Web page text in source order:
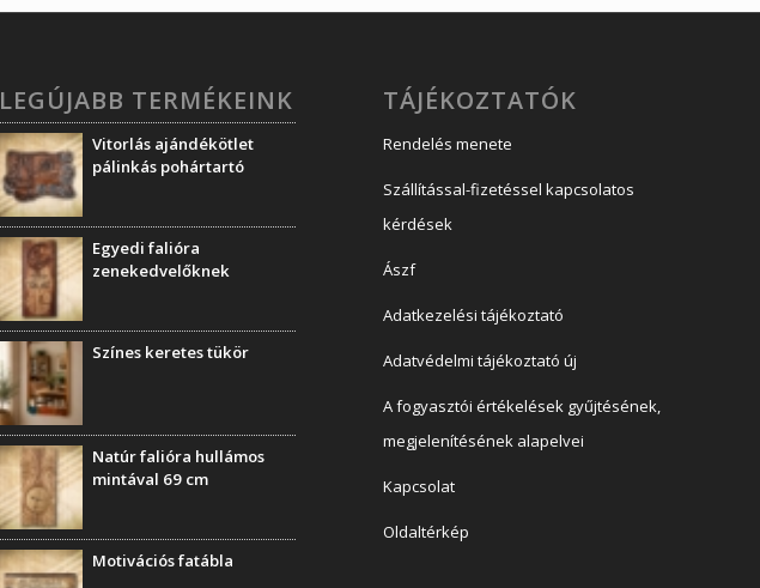
LEGÚJABB TERMÉKEINK
Vitorlás ajándékötlet
pálinkás pohártartó
Egyedi falióra
zenekedvelőknek
Színes keretes tükör
Natúr falióra hullámos
mintával 69 cm
Motivációs fatábla
TÁJÉKOZTATÓK
Rendelés menete
Szállítással-fizetéssel kapcsolatos
kérdések
Ászf
Adatkezelési tájékoztató
Adatvédelmi tájékoztató új
A fogyasztói értékelések gyűjtésének,
megjelenítésének alapelvei
Kapcsolat
Oldaltérkép